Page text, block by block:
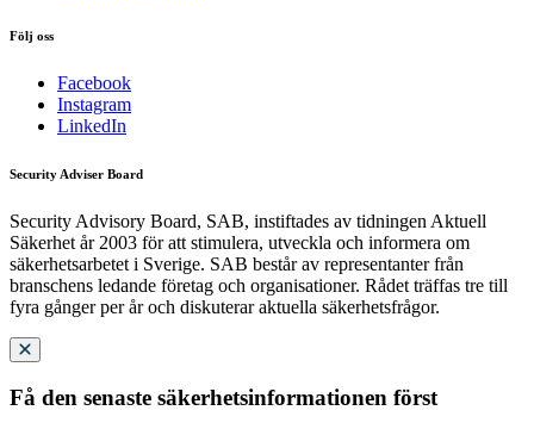
Följ oss
Facebook
Instagram
LinkedIn
Security Adviser Board
Security Advisory Board, SAB, instiftades av tidningen Aktuell
Säkerhet år 2003 för att stimulera, utveckla och informera om
säkerhetsarbetet i Sverige. SAB består av representanter från
branschens ledande företag och organisationer. Rådet träffas tre till
fyra gånger per år och diskuterar aktuella säkerhetsfrågor.
Få den senaste säkerhetsinformationen först